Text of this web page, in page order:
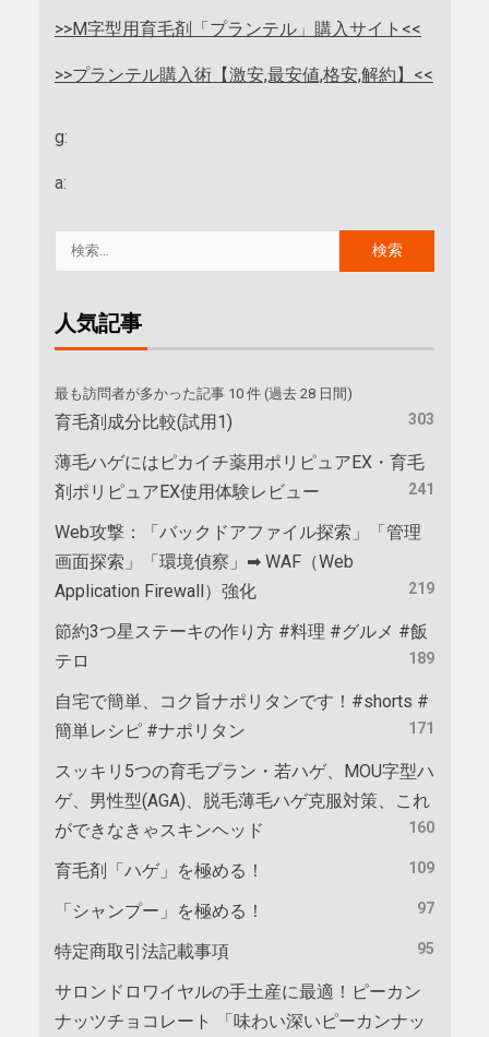
>>M字型用育毛剤「プランテル」購入サイト<<
>>プランテル購入術【激安,最安値,格安,解約】<<
g:
a:
人気記事
最も訪問者が多かった記事 10 件 (過去 28 日間)
育毛剤成分比較(試用1) 303
薄毛ハゲにはピカイチ薬用ポリピュアEX・育毛
剤ポリピュアEX使用体験レビュー
241
Web攻撃：「バックドアファイル探索」「管理
画面探索」「環境偵察」➡ WAF（Web
Application Firewall）強化
219
節約3つ星ステーキの作り方 #料理 #グルメ #飯
テロ
189
自宅で簡単、コク旨ナポリタンです！#shorts #
簡単レシピ #ナポリタン
171
スッキリ5つの育毛プラン・若ハゲ、MOU字型ハ
ゲ、男性型(AGA)、脱毛薄毛ハゲ克服対策、これ
ができなきゃスキンヘッド
160
育毛剤「ハゲ」を極める！ 109
「シャンプー」を極める！ 97
特定商取引法記載事項 95
サロンドロワイヤルの手土産に最適！ピーカン
ナッツチョコレート 「味わい深いピーカンナッ